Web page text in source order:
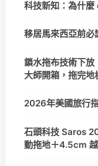
科技新知：為什
移居馬來西亞前
鎖水拖布技術下
大師開箱，拖完地
2026年美國旅行
石頭科技 Saros
動拖地＋4.5cm